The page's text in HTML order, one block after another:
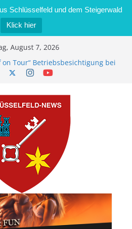
Schlüsselfeld und dem Steigerwald
Klick hier
August 7, 2026
Tour“ Betriebsbesichtigung bei
Zimmermann GmbH
in Bernroth schnell unter
bietet Online-Anmeldung für
an
im Wert von 600 Euro